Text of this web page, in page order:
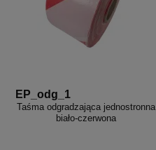
EP_odg_1
Taśma odgradzająca jednostronna
biało-czerwona